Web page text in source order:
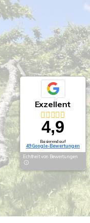
Exzellent
4,9
Basierend auf
49 Google-Bewertungen
Echtheit von Bewertungen